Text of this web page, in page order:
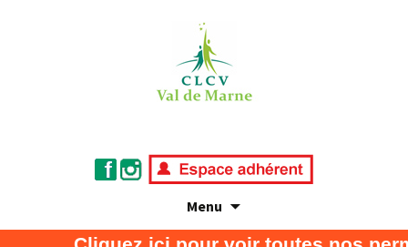
Menu
Association de défense des consommateurs